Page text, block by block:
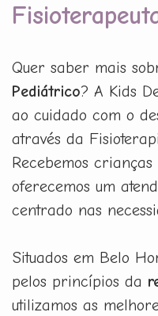
Quer saber mais
Pediátrico? A Kids
ao cuidado com o
através da
Recebemos
oferecemos um
centrado nas
Situados em Belo
pelos princípios da
utilizamos as